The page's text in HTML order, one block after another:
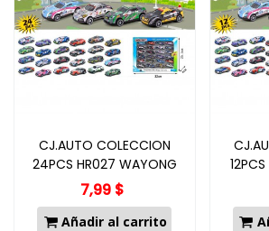
CJ.AUTO COLECCION
24PCS HR027 WAYONG
7,99 $
Añadir al carrito